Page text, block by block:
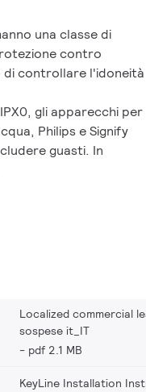
di scelta di
forme a L e linee
elevata fino a 130
e connettività
KeyLine assicura
totale di proprietà
una classe di
contro
di controllare l'idoneità
gli apparecchi per
Philips e Signify
guasti. In
Localized commercial
sospese it_IT
pdf 2.1 MB
KeyLine Installation